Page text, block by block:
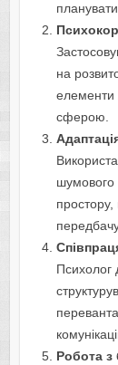
на
елементи
сферою.
шумового
простору,
Психолог
Робота з